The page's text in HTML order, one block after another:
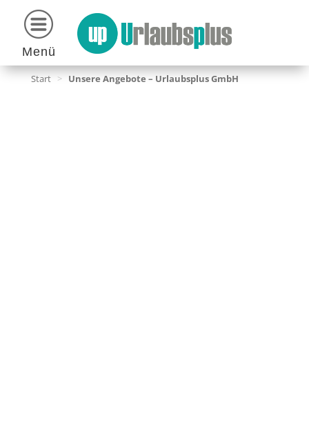
Menü
Start > Unsere Angebote – Urlaubsplus GmbH